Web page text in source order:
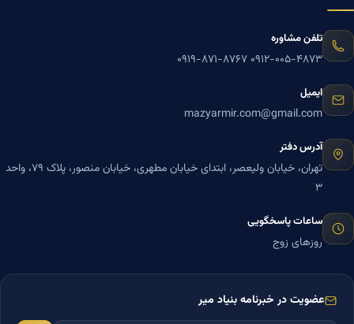
تلفن مشاوره
۰۹۱۲-۰۰۵-۴۸۷۳ ۰۹۱۹-۸۷۱-۸۷۶۷
ایمیل
mazyarmir.com@gmail.com
آدرس دفتر
تهران، خیابان ولیعصر، ابتدای خیابان مطهری، خیابان منصور، پلاک ۷۹، واحد
۳
ساعات پاسخگویی
روزهای زوج
عضویت در خبرنامه بنیاد میر